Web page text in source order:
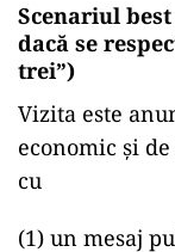
Scenariul
dacă se
trei”)
Vizita este
economic și
cu
(1) un mesaj